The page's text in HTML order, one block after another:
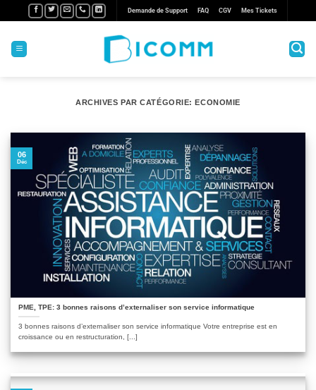
Demande de Support FAQ CGV Mes Tickets
ARCHIVES PAR CATÉGORIE:ECONOMIE
PME, TPE: 3 bonnes raisons d’externaliser son service informatique
3 bonnes raisons d’externaliser son service informatique Votre entreprise est en
croissance ou en restructuration, [...]
06
Déc